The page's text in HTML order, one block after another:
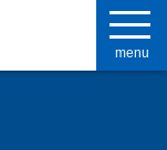
menu